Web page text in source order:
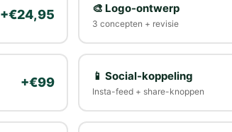
+€24,95 🎨 Logo-ontwerp
3 concepten + revisie
+€99 📱 Social-koppeling
Insta-feed + share-knoppen